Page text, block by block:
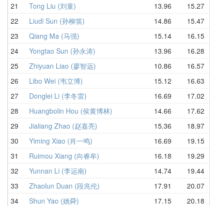
21
Tong Liu (刘童) 13.96 15.27
22
Liudi Sun (孙柳笛) 14.86 15.47
23
Qiang Ma (马强) 15.14 16.15
24
Yongtao Sun (孙永涛) 13.96 16.28
25
Zhiyuan Liao (廖智远) 10.86 16.57
26
Libo Wei (韦立博) 15.12 16.63
27
Donglei Li (李冬雷) 16.69 17.02
28
Huangbolin Hou (侯黄博林) 14.66 17.62
29
Jialiang Zhao (赵嘉亮) 15.36 18.97
30
Yiming Xiao (肖一鸣) 16.69 19.15
31
Ruimou Xiang (向睿牟) 16.18 19.29
32
Yunnan Li (李运南) 14.74 19.44
33
Zhaolun Duan (段兆伦) 17.91 20.07
34
Shun Yao (姚舜) 17.15 20.18